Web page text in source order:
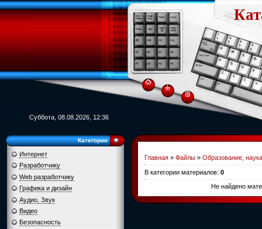
Суббота, 08.08.2026, 12:36
Категории
Интернет
Разработчику
Web разработчику
Графика и дизайн
Аудио, Звук
Видео
Безопасность
Главная » Файлы » Образование, наука
В категории материалов: 0
Не найдено